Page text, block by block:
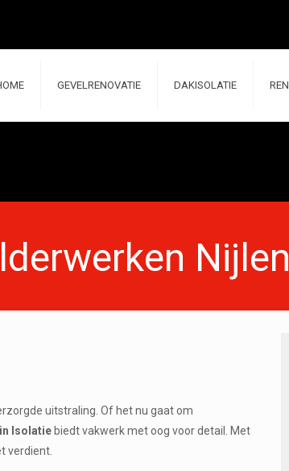
GEVELRENOVATIE DAKISOLATIE
Nijlen
uitstraling. Of het nu gaat om
Isolatiebiedt vakwerk met oog voor detail. Met
verdient.